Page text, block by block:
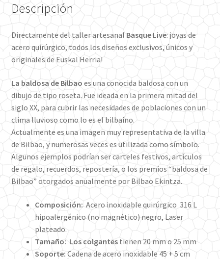
Descripción
Directamente del taller artesanal Basque Live: joyas de
acero quirúrgico, todos los diseños exclusivos, únicos y
originales de Euskal Herria!
La baldosa de Bilbao es una conocida baldosa con un
dibujo de tipo roseta. Fue ideada en la primera mitad del
siglo XX, para cubrir las necesidades de poblaciones con un
clima lluvioso como lo es el bilbaíno.
Actualmente es una imagen muy representativa de la villa
de Bilbao, y numerosas veces es utilizada como símbolo.
Algunos ejemplos podrían ser carteles festivos, artículos
de regalo, recuerdos, repostería, o los premios “baldosa de
Bilbao” otorgados anualmente por Bilbao Ekintza.
Composición: Acero inoxidable quirúrgico 316 L
hipoalergénico (no magnético) negro, Laser
plateado.
Tamaño: Los colgantes tienen 20 mm o 25 mm
Soporte: Cadena de acero inoxidable 45 + 5 cm